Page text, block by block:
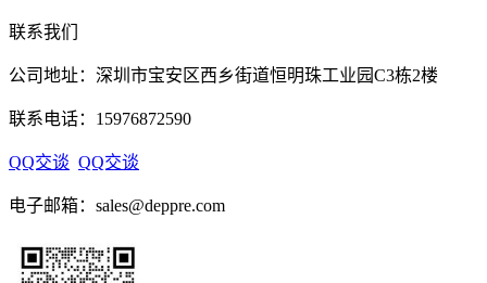
联系我们
公司地址：深圳市宝安区西乡街道恒明珠工业园C3栋2楼
联系电话：15976872590
QQ交谈 QQ交谈
电子邮箱：sales@deppre.com